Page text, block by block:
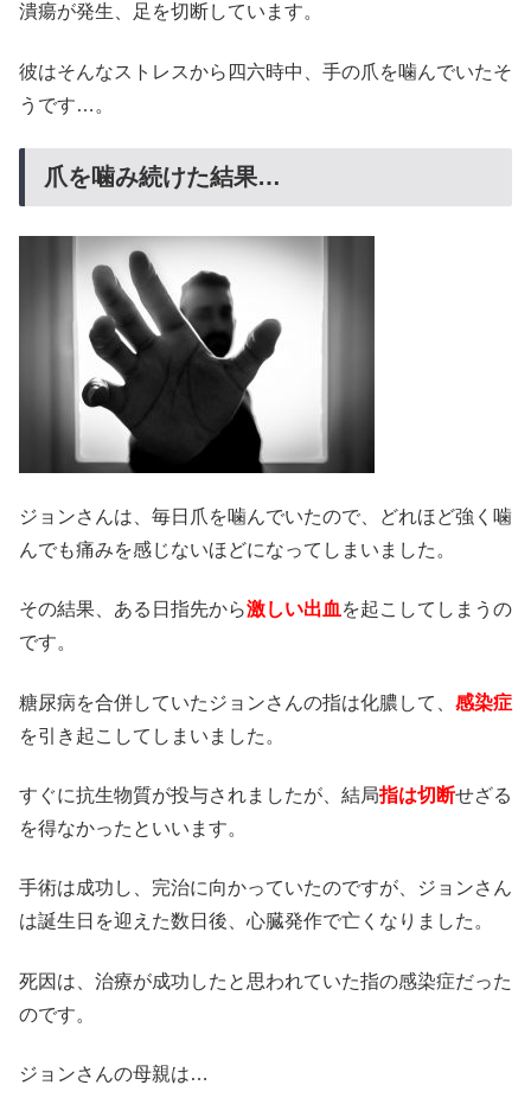
潰瘍が発生、足を切断しています。
彼はそんなストレスから四六時中、手の爪を噛んでいたそ
うです…。
爪を噛み続けた結果…
ジョンさんは、毎日爪を噛んでいたので、どれほど強く噛
んでも痛みを感じないほどになってしまいました。
その結果、ある日指先から激しい出血 を起こしてしまうの
です。
糖尿病を合併していたジョンさんの指は化膿して、 感染症
を引き起こしてしまいました。
すぐに抗生物質が投与されましたが、結局指は切断せざる
を得なかったといいます。
手術は成功し、完治に向かっていたのですが、ジョンさん
は誕生日を迎えた数日後、心臓発作で亡くなりました。
死因は、治療が成功したと思われていた指の感染症だった
のです。
ジョンさんの母親は…